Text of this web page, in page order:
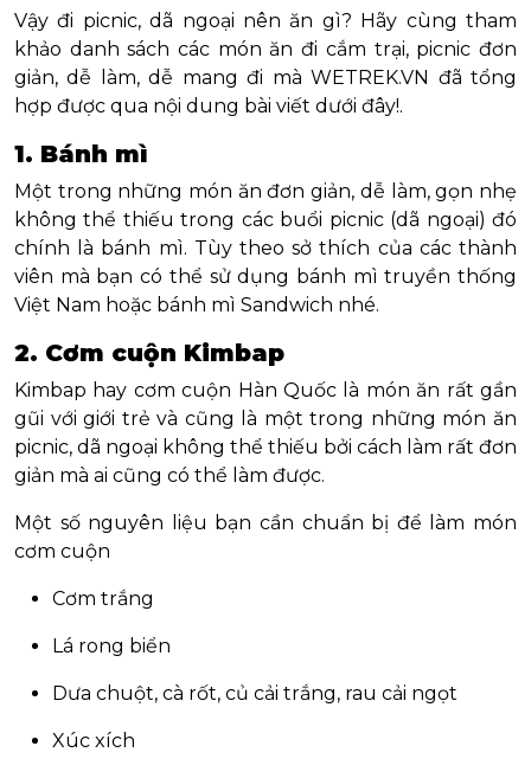
Vậy đi picnic, dã ngoại nên ăn gì? Hãy cùng tham
khảo danh sách các món ăn đi cắm trại, picnic đơn
giản, dễ làm, dễ mang đi mà WETREK.VN đã tổng
hợp được qua nội dung bài viết dưới đây!.
1. Bánh mì
Một trong những món ăn đơn giản, dễ làm, gọn nhẹ
không thể thiếu trong các buổi picnic (dã ngoại) đó
chính là bánh mì. Tùy theo sở thích của các thành
viên mà bạn có thể sử dụng bánh mì truyền thống
Việt Nam hoặc bánh mì Sandwich nhé.
2. Cơm cuộn Kimbap
Kimbap hay cơm cuộn Hàn Quốc là món ăn rất gần
gũi với giới trẻ và cũng là một trong những món ăn
picnic, dã ngoại không thể thiếu bởi cách làm rất đơn
giản mà ai cũng có thể làm được.
Một số nguyên liệu bạn cần chuẩn bị để làm món
cơm cuộn
Cơm trắng
Lá rong biển
Dưa chuột, cà rốt, củ cải trắng, rau cải ngọt
Xúc xích